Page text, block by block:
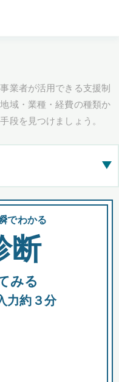
業者が活用できる支援制
域・業種・経費の種類か
段を見つけましょう。
▶
出資
でわかる
断
みる
力約３分